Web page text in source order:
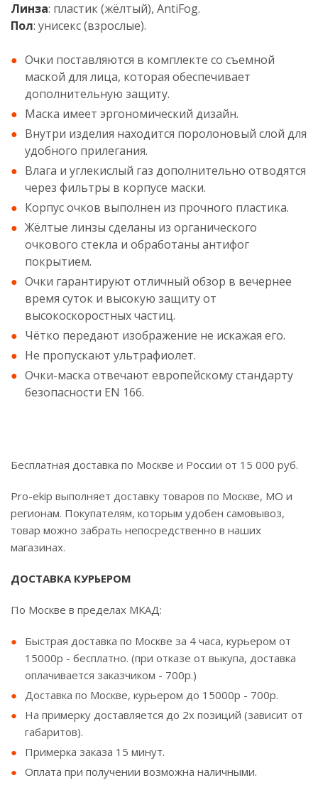
Линза: пластик (жёлтый), AntiFog.
Пол: унисекс (взрослые).
Очки поставляются в комплекте со съемной
маской для лица, которая обеспечивает
дополнительную защиту.
Маска имеет эргономический дизайн.
Внутри изделия находится поролоновый слой для
удобного прилегания.
Влага и углекислый газ дополнительно отводятся
через фильтры в корпусе маски.
Корпус очков выполнен из прочного пластика.
Жёлтые линзы сделаны из органического
очкового стекла и обработаны антифог
покрытием.
Очки гарантируют отличный обзор в вечернее
время суток и высокую защиту от
высокоскоростных частиц.
Чётко передают изображение не искажая его.
Не пропускают ультрафиолет.
Очки-маска отвечают европейскому стандарту
безопасности EN 166.
Бесплатная доставка по Москве и России от 15 000 руб.
Pro-ekip выполняет доставку товаров по Москве, МО и
регионам. Покупателям, которым удобен самовывоз,
товар можно забрать непосредственно в наших
магазинах.
ДОСТАВКА КУРЬЕРОМ
По Москве в пределах МКАД:
Быстрая доставка по Москве за 4 часа, курьером от
15000р - бесплатно. (при отказе от выкупа, доставка
оплачивается заказчиком - 700р.)
Доставка по Москве, курьером до 15000р - 700р.
На примерку доставляется до 2х позиций (зависит от
габаритов).
Примерка заказа 15 минут.
Оплата при получении возможна наличными.